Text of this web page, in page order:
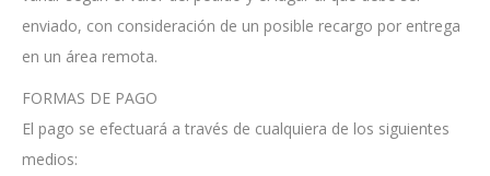
enviado, con consideración de un posible recargo por entrega
en un área remota.
FORMAS DE PAGO
El pago se efectuará a través de cualquiera de los siguientes
medios: